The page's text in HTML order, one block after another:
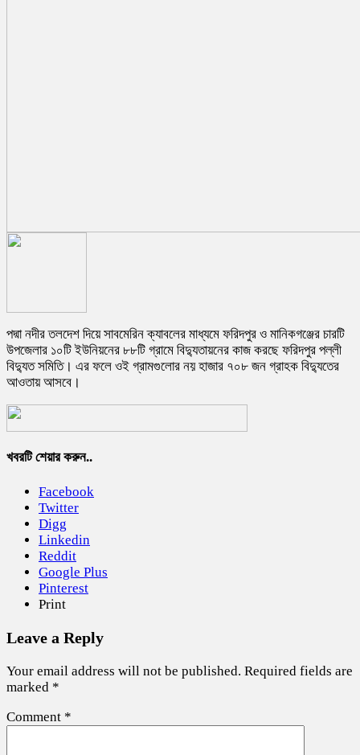
পদ্মা নদীর তলদেশ দিয়ে সাবমেরিন ক্যাবলের মাধ্যমে ফরিদপুর ও মানিকগঞ্জের চারটি
উপজেলার ১০টি ইউনিয়নের ৮৮টি গ্রামে বিদ্যুতায়নের কাজ করছে ফরিদপুর পল্লী
বিদ্যুত সমিতি। এর ফলে ওই গ্রামগুলোর নয় হাজার ৭০৮ জন গ্রাহক বিদ্যুতের
আওতায় আসবে।
খবরটি শেয়ার করুন..
Facebook
Twitter
Digg
Linkedin
Reddit
Google Plus
Pinterest
Print
Leave a Reply
Your email address will not be published. Required fields are
marked *
Comment *